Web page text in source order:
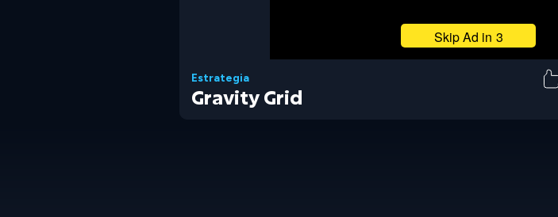
Estrategia
Gravity Grid